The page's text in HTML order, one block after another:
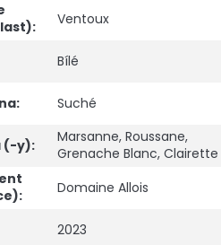
: Ventoux
Bílé
: Suché
(-y): Marsanne, Roussane,
Grenache Blanc, Clairette
: Domaine Allois
2023